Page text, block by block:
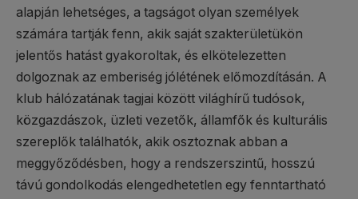
alapján lehetséges, a tagságot olyan személyek
számára tartják fenn, akik saját szakterületükön
jelentős hatást gyakoroltak, és elkötelezetten
dolgoznak az emberiség jólétének előmozdításán. A
klub hálózatának tagjai között világhírű tudósok,
közgazdászok, üzleti vezetők, államfők és kulturális
szereplők találhatók, akik osztoznak abban a
meggyőződésben, hogy a rendszerszintű, hosszú
távú gondolkodás elengedhetetlen egy fenntartható